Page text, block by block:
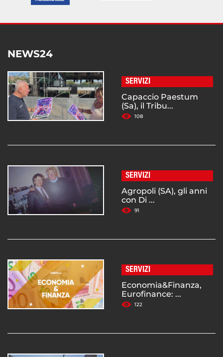
NEWS24
SERVIZI
Capaccio Paestum
(Sa), il Tribu...
108
SERVIZI
Agropoli (SA), gli anni
con Di ...
91
SERVIZI
Economia&Finanza,
Eurofinance: ...
122